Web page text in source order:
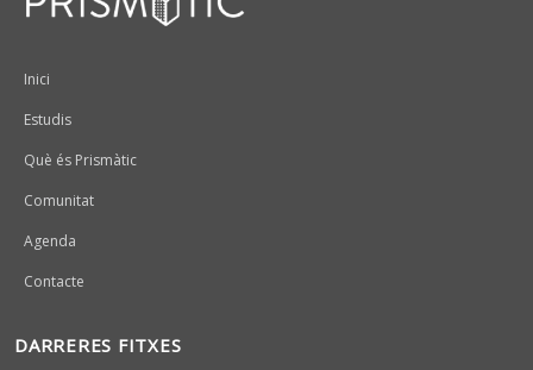
Peu
Inici
Estudis
Què és Prismàtic
Comunitat
Agenda
Contacte
DARRERES FITXES